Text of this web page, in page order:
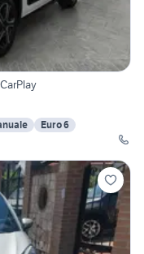
Euro 6